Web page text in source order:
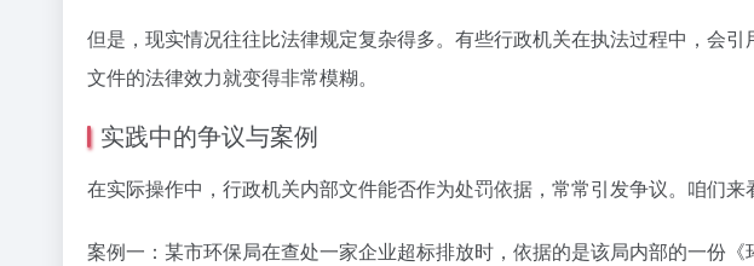
但是，现实情况往往比法律规定复杂得多。有些行政机关在执法过程中，会
文件的法律效力就变得非常模糊。
实践中的争议与案例
在实际操作中，行政机关内部文件能否作为处罚依据，常常引发争议。咱们来
案例一：某市环保局在查处一家企业超标排放时，依据的是该局内部的一份